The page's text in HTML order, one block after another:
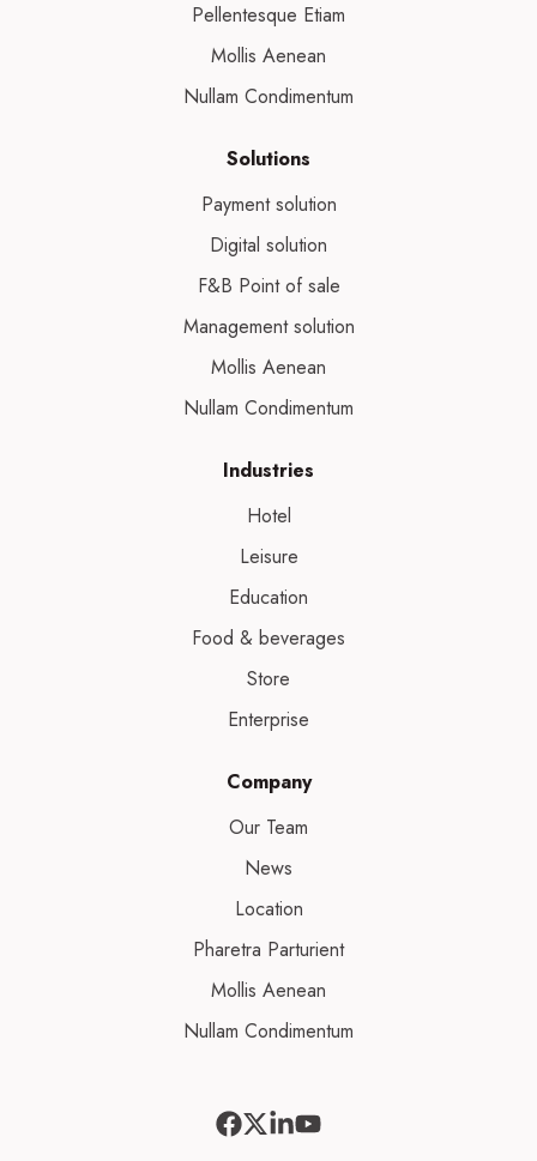
Pellentesque Etiam
Mollis Aenean
Nullam Condimentum
Solutions
Payment solution
Digital solution
F&B Point of sale
Management solution
Mollis Aenean
Nullam Condimentum
Industries
Hotel
Leisure
Education
Food & beverages
Store
Enterprise
Company
Our Team
News
Location
Pharetra Parturient
Mollis Aenean
Nullam Condimentum